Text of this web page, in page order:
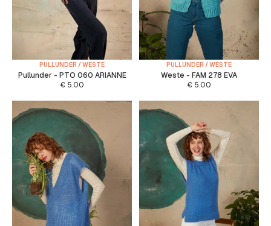
PULLUNDER / WESTE
Pullunder - PTO 060 ARIANNE
€ 5.00
PULLUNDER / WESTE
Weste - FAM 278 EVA
€ 5.00